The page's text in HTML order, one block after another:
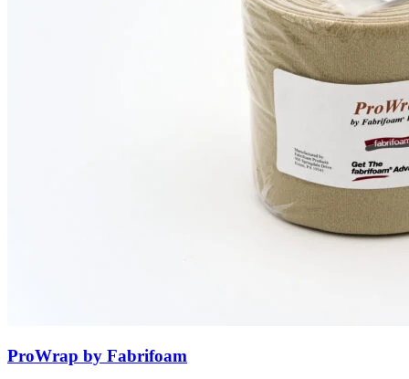
ProWrap by Fabrifoam